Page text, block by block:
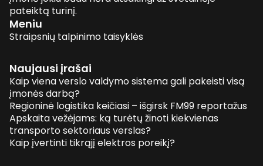
pateiktą turinį.
Meniu
Straipsnių talpinimo taisyklės
Naujausi įrašai
Kaip viena verslo valdymo sistema gali pakeisti visą
įmonės darbą?
Regioninė logistika keičiasi – išgirsk FM99 reportažus
Apskaita vežėjams: ką turėtų žinoti kiekvienas
transporto sektoriaus verslas?
Kaip įvertinti tikrąjį elektros poreikį?